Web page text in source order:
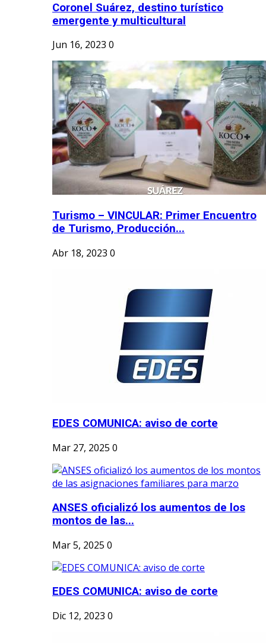
Coronel Suárez, destino turístico
emergente y multicultural
Jun 16, 2023 0
Turismo – VINCULAR: Primer Encuentro
de Turismo, Producción...
Abr 18, 2023 0
EDES COMUNICA: aviso de corte
Mar 27, 2025 0
ANSES oficializó los aumentos de los
montos de las...
Mar 5, 2025 0
EDES COMUNICA: aviso de corte
Dic 12, 2023 0